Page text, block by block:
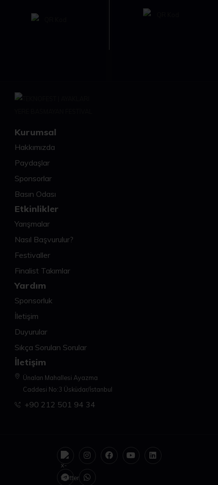
Kurumsal
Hakkımızda
Paydaşlar
Sponsorlar
Basın Odası
Etkinlikler
Yarışmalar
Nasıl Başvurulur?
Festivaller
Finalist Takımlar
Yardım
Sponsorluk
İletişim
Duyurular
Sıkça Sorulan Sorular
İletişim
Ünalan Mahallesi Ayazma
Caddesi No:3 Üsküdar/İstanbul
+90 212 501 94 34